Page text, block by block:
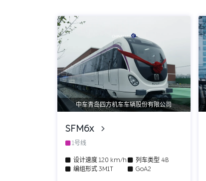
中车青岛四方机车车辆股份有限公司
SFM6x
1号线
设计速度 120 km/h 列车类型 4B
编组形式 3M1T GoA2